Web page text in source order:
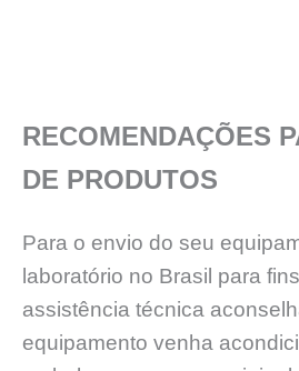
RECOMENDAÇÕES
DE PRODUTOS
Para o envio do seu
laboratório no Brasil para
assistência técnica
equipamento venha